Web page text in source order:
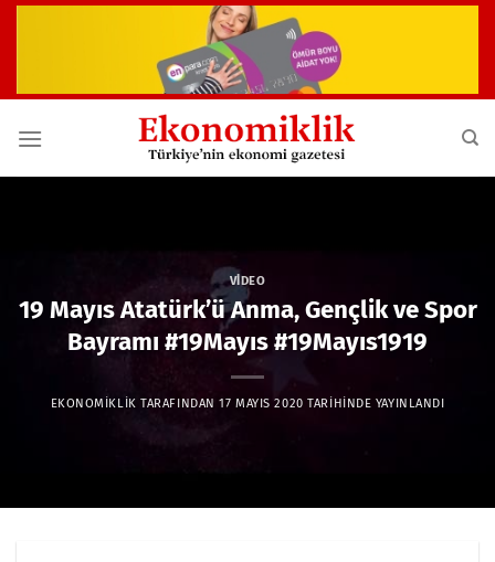
VIDEO
19 Mayıs Atatürk’ü Anma, Gençlik ve Spor
Bayramı #19Mayıs #19Mayıs1919
EKONOMIKLIK TARAFINDAN 17 MAYIS 2020 TARIHINDE YAYINLANDI